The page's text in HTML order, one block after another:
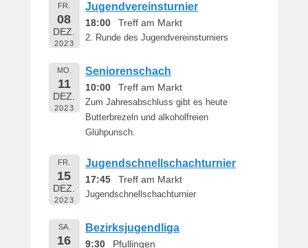
FR.
08
DEZ.
2023
Jugendvereinsturnier
18:00 Treff am Markt
2. Runde des Jugendvereinsturniers
MO.
11
DEZ.
2023
Seniorenschach
10:00 Treff am Markt
Zum Jahresabschluss gibt es heute
Butterbrezeln und alkoholfreien
Glühpunsch.
FR.
15
DEZ.
2023
Jugendschnellschachturnier
17:45 Treff am Markt
Jugendschnellschachturnier
SA.
16
Bezirksjugendliga
9:30 Pfullingen